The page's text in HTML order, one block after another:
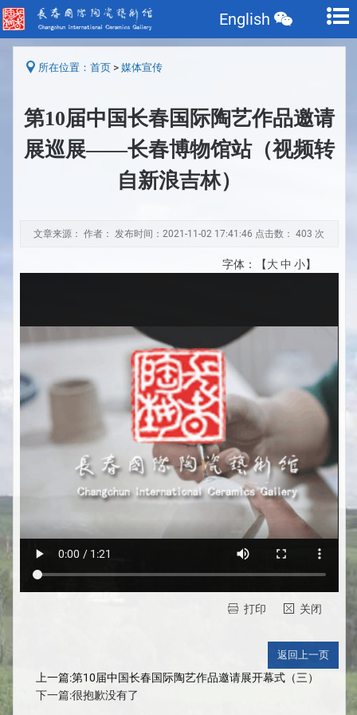
English
所在位置： 首页 > 媒体宣传
第10届中国长春国际陶艺作品邀请
展巡展——长春博物馆站（视频转
自新浪吉林）
文章来源： 作者： 发布时间：2021-11-02 17:41:46 点击数：403 次
字体：【大 中 小】
打印 关闭
上一篇:第10届中国长春国际陶艺作品邀请展开幕式（三）
下一篇:很抱歉没有了